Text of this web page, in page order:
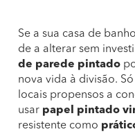
Se a sua casa de
de a alterar sem
de parede pintado
nova vida à divisão.
locais propensos a
usar papel pintado
resistente como